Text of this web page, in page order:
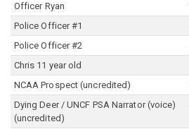
Officer Ryan
Police Officer #1
Police Officer #2
Chris 11 year old
NCAA Prospect (uncredited)
Dying Deer / UNCF PSA Narrator (voice)
(uncredited)